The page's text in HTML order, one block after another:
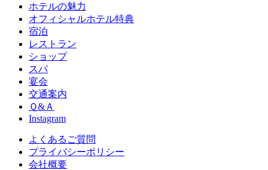
ホテルの魅力
オフィシャルホテル特典
宿泊
レストラン
ショップ
スパ
宴会
交通案内
Ｑ&Ａ
Instagram
よくあるご質問
プライバシーポリシー
会社概要